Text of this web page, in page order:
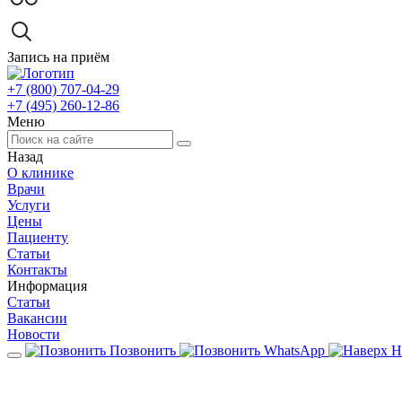
Запись на приём
+7 (800) 707-04-29
+7 (495) 260-12-86
Меню
Назад
О клинике
Врачи
Услуги
Цены
Пациенту
Статьи
Контакты
Информация
Статьи
Вакансии
Новости
Позвонить
WhatsApp